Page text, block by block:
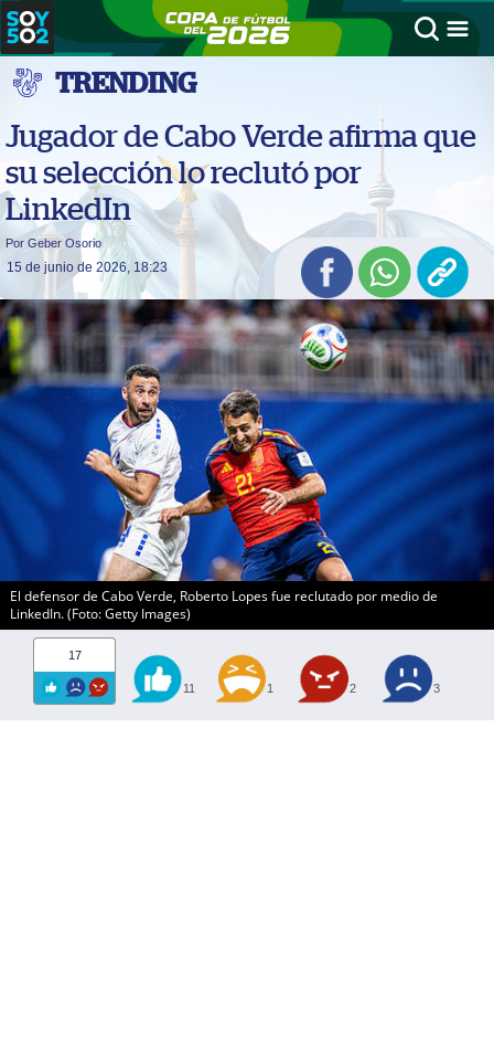
TRENDING
Jugador de Cabo Verde afirma que
su selección lo reclutó por
LinkedIn
Por Geber Osorio
15 de junio de 2026, 18:23
El defensor de Cabo Verde, Roberto Lopes fue reclutado por medio de
LinkedIn. (Foto: Getty Images)
17
11 1 2 3